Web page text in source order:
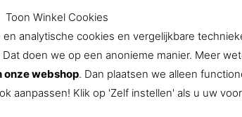
Toon Winkel Cookies
analytische cookies en vergelijkbare
doen we op een anonieme manier. Meer
onze webshop. Dan plaatsen we alleen
aanpassen! Klik op 'Zelf instellen' als u uw